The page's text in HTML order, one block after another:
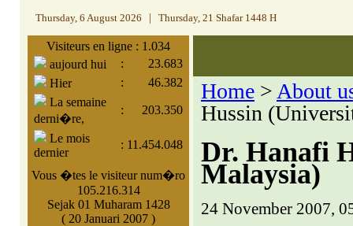
Thursday, 6 August 2026 Thursday, 21 Shafar 1448 H
Visiteurs en ligne : 1.034
aujourd hui
:
23.683
Hier
:
46.382
La semaine
derni�re,
: 203.350
Le mois
dernier
: 11.454.048
Vous �tes le visiteur num�ro
105.216.314
Sejak 01 Muharam 1428
( 20 Januari 2007 )
Home > About
Hussin
Dr. Hanafi
Malaysia)
24 November 2007,